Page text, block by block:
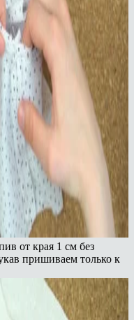
от края 1 см без
пришиваем только к